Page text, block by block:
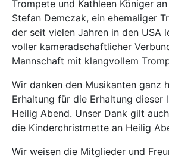
Trompete und Kathleen Königer
Stefan Demczak, ein ehemaliger
der seit vielen Jahren in den USA
voller kameradschaftlicher
Mannschaft mit klangvollem
Wir danken den Musikanten ganz
Erhaltung für die Erhaltung dieser
Heilig Abend. Unser Dank gilt
die Kinderchristmette an Heilig
Wir weisen die Mitglieder und